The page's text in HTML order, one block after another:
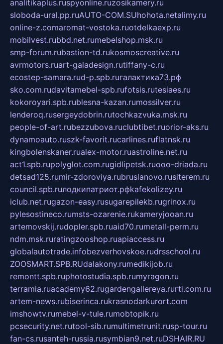
analitikaplus.ruspyonline.ruzosikamery.ru
sloboda-ural.pp.ruAUTO-COM.SUhohota.netalimy.ru
online-z.comaromat-vostoka.ruotdelkaexp.ru
mobilvest.rubbd.net.rumebelshop.msk.ru
smp-forum.rubastion-td.rukosmoscreative.ru
avrmotors.ruart-galadesign.rutiffany-c.ru
ecostep-samara.rud-p.spb.ruгалактика73.рф
sko.com.rudavitamebel-spb.rufotsis.rutesiaes.ru
kokoroyari.spb.rublesna-kazan.rumossilver.ru
lenderoq.rusergeydobrin.rutochkazvuka.msk.ru
people-of-art.rubezzubova.ruclubtibet.ruorior-aks.ru
dynamoauto.ruszk-favorit.rucarlines.ruflatnsk.ru
kingbolenskaner.rualex-motor.ruastroline.net.ru
act1.spb.rupolyglot.com.rugidlipetsk.ruooo-driada.ru
detsad125.rumir-zdoroviya.rubruslanovo.rusiterem.ru
council.spb.ruлодкипатриот.рфkafekolizey.ru
iclub.net.rugazon-easy.rusugarepilekb.rugrinox.ru
pylesostineco.rumsts-ozarenie.rukameryjooan.ru
artemovskij.rudopler.spb.ruaid70.rumetall-perm.ru
ndm.msk.ruratingzooshop.ruapiaccess.ru
globalautotrade.infobezverhovskoe.rudrsschool.ru
ZOOSMART.SPB.RUdalakony.rumedikijob.ru
remontt.spb.ruphotostudia.spb.rumyragon.ru
terramia.ruacademy62.rugardengallereya.rurti.com.ru
artem-news.rubiserinca.rukrasnodarkurort.com
imshowtv.rumebel-v-tule.rumobtopik.ru
pcsecurity.net.rutool-sib.rumultimetrunit.rusp-tour.ru
fan-cs.rusanteh-russia.rusymbian9.net.ruDSHAIR.RU